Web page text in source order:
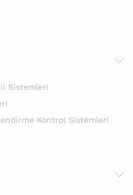
Sistemleri
Kontrol Sistemleri